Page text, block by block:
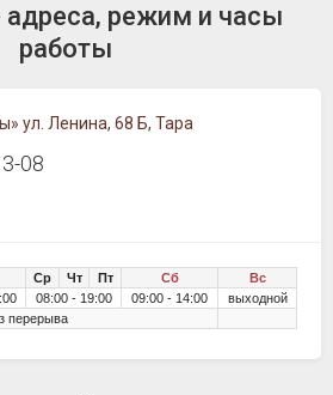
режим и часы
работы
ул. Ленина, 68 Б, Тара
08
Ср Чт Пт Сб
Вс
08:00 - 19:00 09:00 - 14:00
выходной
перерыва